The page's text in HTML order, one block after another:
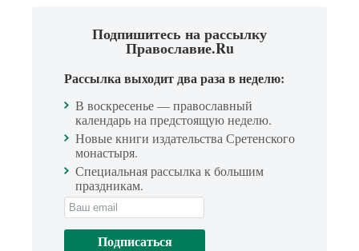
Подпишитесь на рассылку
Православие.Ru
Рассылка выходит два раза в неделю:
В воскресенье — православный
календарь на предстоящую неделю.
Новые книги издательства Сретенского
монастыря.
Специальная рассылка к большим
праздникам.